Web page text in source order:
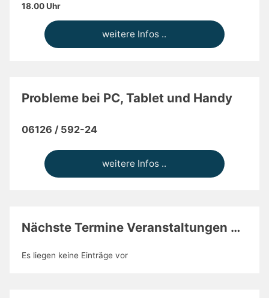
18.00 Uhr
weitere Infos ..
Probleme bei PC, Tablet und Handy
06126 / 592-24
weitere Infos ..
Nächste Termine Veranstaltungen …
Es liegen keine Einträge vor